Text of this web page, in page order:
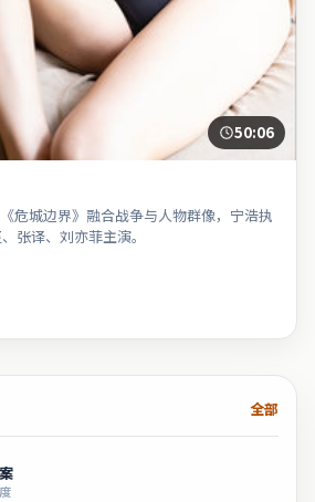
50:06
危城边界》融合战争与人物群像，宁浩执
张译、刘亦菲主演。
全部